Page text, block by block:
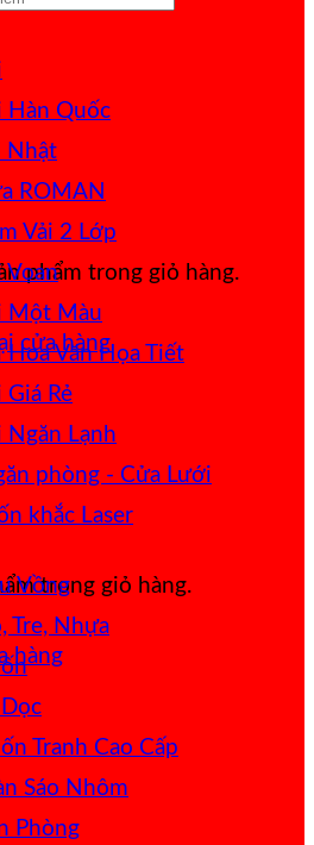
phẩm trong giỏ hàng.
cửa hàng
trong giỏ hàng.
hàng
Hàn Quốc
Nhật
ROMAN
Vải 2 Lớp
Voan
Một Màu
Hoa Văn Họa Tiết
Giá Rẻ
Ngăn Lạnh
phòng - Cửa Lưới
khắc Laser
Vồng
Tre, Nhựa
Tranh Cao Cấp
Sáo Nhôm
Phòng